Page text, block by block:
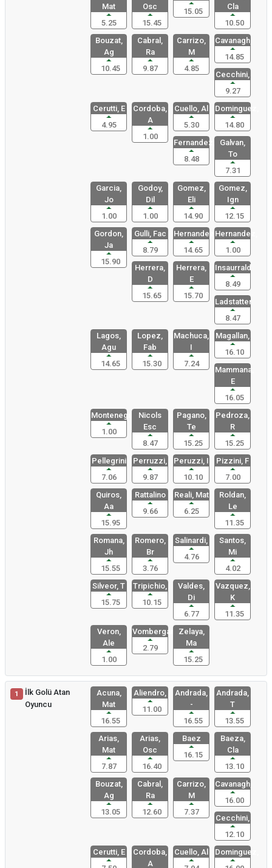
Mat
5.25
Osc
15.45
15.05
Cla
10.50
Bouzat,
Ag
10.45
Cabral,
Ra
9.87
Carrizo,
M
4.85
Cavanagh,
14.85
Cecchini,
9.27
Cerutti, E
4.95
Cordoba,
A
1.00
Cuello, Al
5.30
Dominguez,
14.80
Fernandez,
8.48
Galvan,
To
7.31
Garcia,
Jo
1.00
Godoy,
Dil
1.00
Gomez,
Eli
14.90
Gomez,
Ign
12.15
Gordon,
Ja
15.90
Gulli, Fac
8.79
Hernandez,
14.65
Hernandez,
1.00
Herrera,
D
15.65
Herrera,
E
15.70
Insaurrald
8.49
Ladstatter
8.47
Lagos,
Agu
14.65
Lopez,
Fab
15.30
Machuca,
I
7.24
Magallan,
16.10
Mammana,
E
16.05
Montenegro
1.00
Nicols
Esc
8.47
Pagano,
Te
15.25
Pedroza,
R
15.25
Pellegrini
7.06
Perruzzi,
9.87
Peruzzi, I
10.10
Pizzini, F
7.00
Quiros,
Aa
15.95
Rattalino
9.66
Reali, Mat
6.25
Roldan,
Le
11.35
Romana,
Jh
15.55
Romero,
Br
3.76
Salinardi,
4.76
Santos,
Mi
4.02
Silveor, T
15.75
Tripichio,
10.15
Valdes,
Di
6.77
Vazquez,
K
11.35
Veron,
Ale
1.00
Vombergar,
2.79
Zelaya,
Ma
15.25
1
İlk Golü Atan
Oyuncu
Acuna,
Mat
16.55
Aliendro,
11.00
Andrada,
-
16.55
Andrada,
T
13.55
Arias,
Mat
7.87
Arias,
Osc
16.40
Baez
16.15
Baeza,
Cla
13.10
Bouzat,
Ag
13.05
Cabral,
Ra
12.60
Carrizo,
M
7.37
Cavanagh,
16.00
Cecchini,
12.10
Cerutti, E
Cordoba,
A
Cuello, Al
Dominguez,